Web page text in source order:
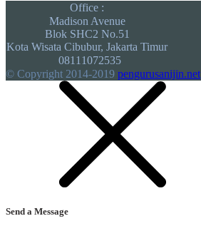
Office :
Madison Avenue
Blok SHC2 No.51
Kota Wisata Cibubur, Jakarta Timur
08111072535
© Copyright 2014-2019 pengurusanijin.net
Send a Message